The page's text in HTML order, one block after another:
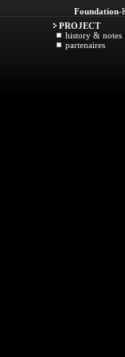
Foundation-
PROJECT
history & notes
partenaires